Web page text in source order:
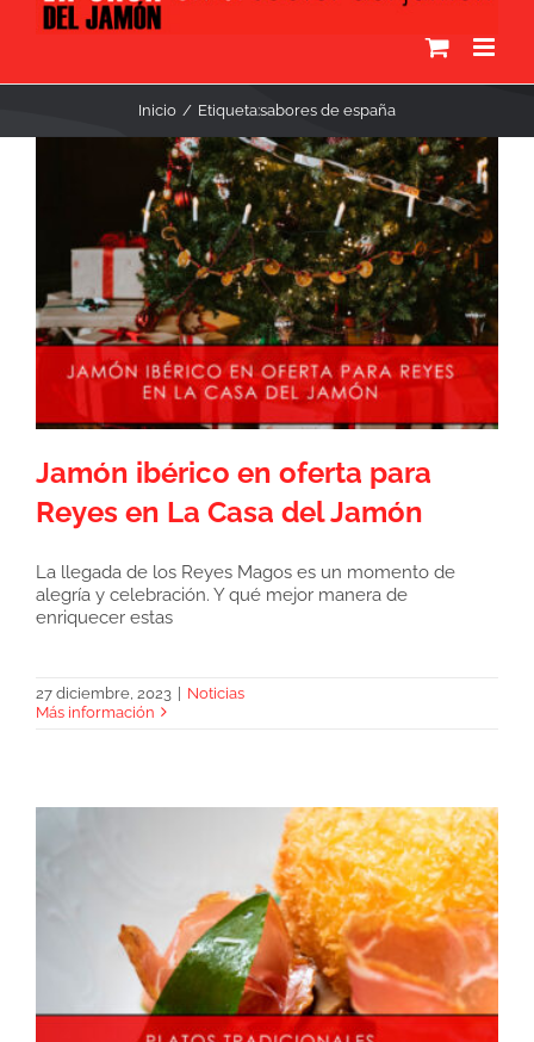
Inicio Etiqueta:sabores de españa
Jamón ibérico en oferta para Reyes en La
Jamón ibérico en oferta para
Reyes en La Casa del Jamón
La llegada de los Reyes Magos es un momento de
alegría y celebración. Y qué mejor manera de
enriquecer estas
27 diciembre, 2023
Noticias
Más información